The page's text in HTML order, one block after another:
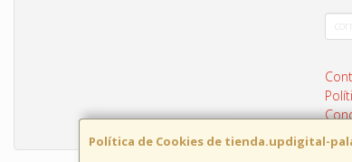
Política de Cookies de tienda.updigital-